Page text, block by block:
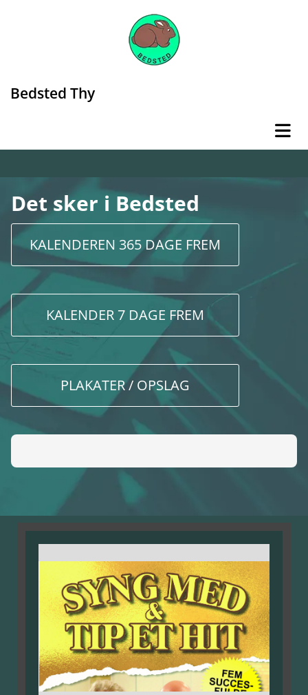
Bedsted Thy
Det sker i Bedsted
KALENDEREN 365 DAGE FREM
KALENDER 7 DAGE FREM
PLAKATER / OPSLAG